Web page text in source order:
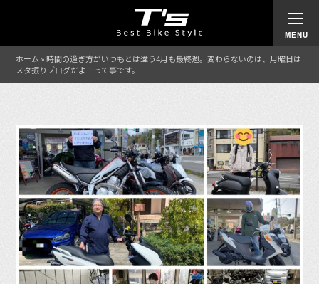
ホーム »時間の過ぎ方がいつもとは違う4月も最終週。変わらないのは、月曜日は
スタ振りブログだよ！って事です。